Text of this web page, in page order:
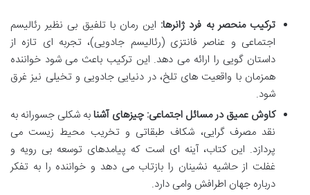
ترکیب منحصر به فرد ژانرها: این رمان با تلفیق بی نظیر رئالیسم
اجتماعی و عناصر فانتزی (رئالیسم جادویی)، تجربه ای تازه از
داستان گویی را ارائه می دهد. این ترکیب باعث می شود خواننده
همزمان با واقعیت های تلخ، در دنیایی جادویی و تخیلی نیز غرق
شود.
کاوش عمیق در مسائل اجتماعی: چیزهای آشنابه شکلی جسورانه به
نقد مصرف گرایی، شکاف طبقاتی و تخریب محیط زیست می
پردازد. این کتاب، آینه ای است که پیامدهای توسعه بی رویه و
غفلت از حاشیه نشینان را بازتاب می دهد و خواننده را به تفکر
درباره جهان اطرافش وامی دارد.